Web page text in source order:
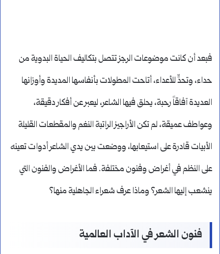
فبعد أن كانت موضوعات الرجز تتصل بتكاليف الحياة البدوية من
حداء، وتحدٍّ للأعداء، أتاحت المطولات بأنفاسها المديدة وأوزانها
العديدة آفاقاً رحبة، يحلق فيها الشاعر، ليعبر عن أفكار دقيقة،
وعواطف عميقة، لم تكن الأراجيز الراتبة النغم والمقطعات القليلة
الأبيات قادرة على استيعابها، ووضعت بين يدي الشاعر أدوات تعينه
على النظم في أغراض وفنون مختلفة. فما الأغراض والفنون التي
ينشعب إليها الشعر؟ وماذا عرف شعراء الجاهلية منها؟
فنون الشعر في الآداب العالمية